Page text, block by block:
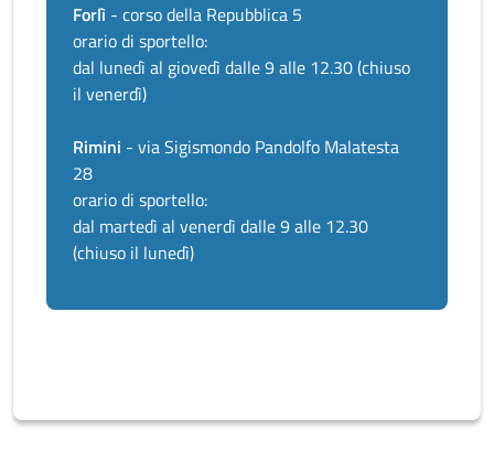
Forlì - corso della Repubblica 5
orario di sportello:
dal lunedì al giovedì dalle 9 alle 12.30 (chiuso
il venerdì)
Rimini - via Sigismondo Pandolfo Malatesta
28
orario di sportello:
dal martedì al venerdì dalle 9 alle 12.30
(chiuso il lunedì)